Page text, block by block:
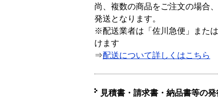
尚、複数の商品をご注文の場合
発送となります。
※配送業者は「佐川急便」また
けます
⇒配送について詳しくはこちら
見積書・請求書・納品書等の